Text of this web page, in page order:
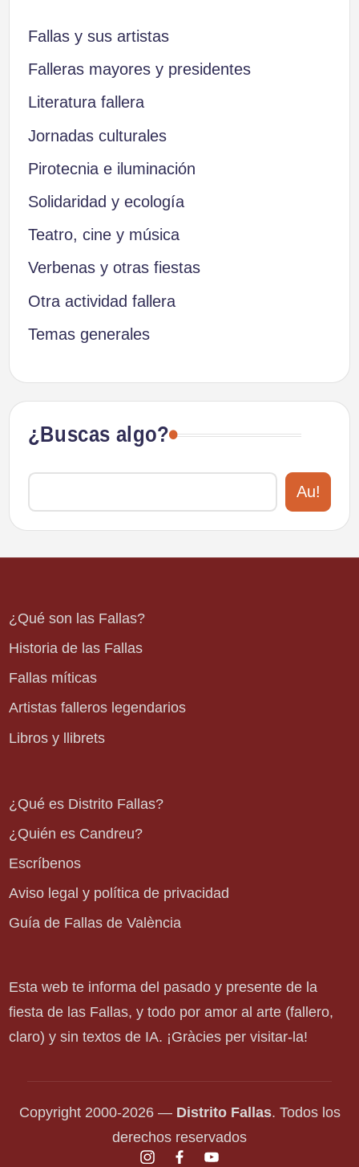
Fallas y sus artistas
Falleras mayores y presidentes
Literatura fallera
Jornadas culturales
Pirotecnia e iluminación
Solidaridad y ecología
Teatro, cine y música
Verbenas y otras fiestas
Otra actividad fallera
Temas generales
¿Buscas algo?
Au!
¿Qué son las Fallas?
Historia de las Fallas
Fallas míticas
Artistas falleros legendarios
Libros y llibrets
¿Qué es Distrito Fallas?
¿Quién es Candreu?
Escríbenos
Aviso legal y política de privacidad
Guía de Fallas de València
Esta web te informa del pasado y presente de la
fiesta de las Fallas, y todo por amor al arte (fallero,
claro) y sin textos de IA. ¡Gràcies per visitar-la!
Copyright 2000-2026 — Distrito Fallas. Todos los
derechos reservados
instagram.com
facebook.com
youtube.com